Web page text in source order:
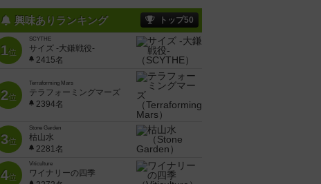
興味ありランキング トップ50
1位
SCYTHE
サイズ -大鎌戦役-
2415名
2位
Terraforming Mars
テラフォーミングマーズ
2394名
3位
Stone Garden
枯山水
2281名
4位
Viticulture
ワイナリーの四季